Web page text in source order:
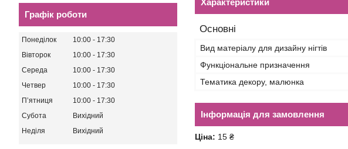
Характеристики
Основні
Вид матеріалу для дизайну нігтів
Функціональне призначення
Тематика декору, малюнка
Інформація для замовлення
Ціна: 15 ₴
Графік роботи
Понеділок 10:00
17:30
Вівторок
10:00
17:30
Середа
10:00
17:30
Четвер
10:00
17:30
Пʼятниця
10:00
17:30
Субота
Вихідний
Неділя
Вихідний